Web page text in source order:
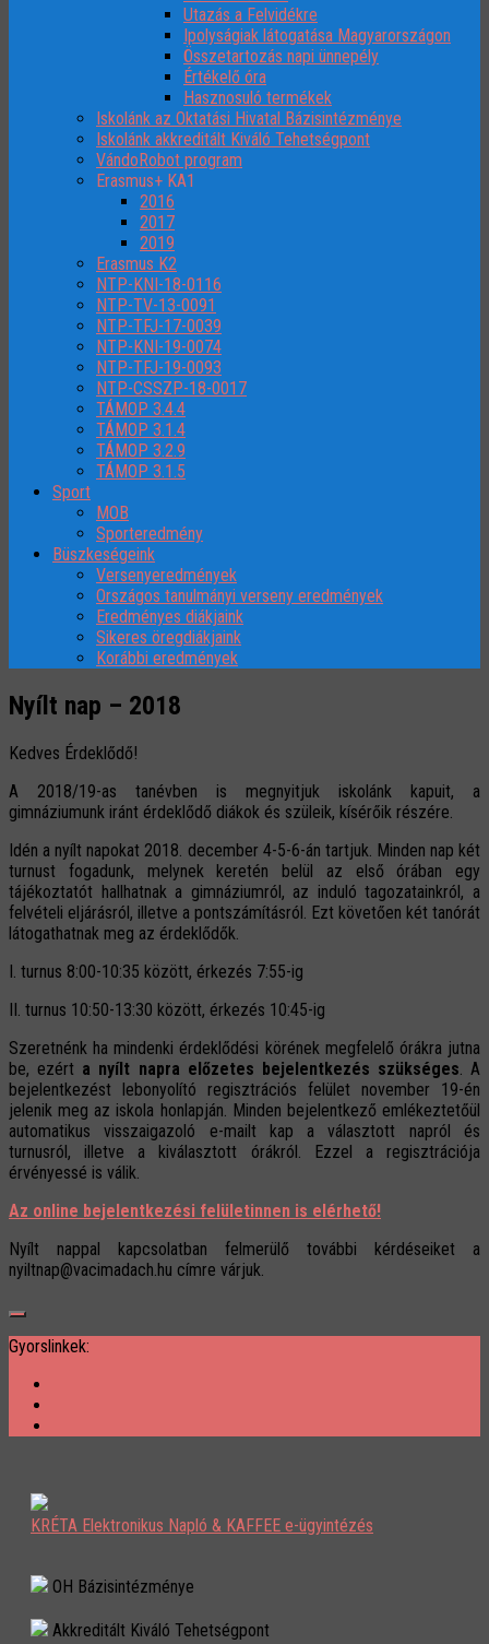
Utazás a Felvidékre
Ipolyságiak látogatása Magyarországon
Összetartozás napi ünnepély
Értékelő óra
Hasznosuló termékek
Iskolánk az Oktatási Hivatal Bázisintézménye
Iskolánk akkreditált Kiváló Tehetségpont
VándoRobot program
Erasmus+ KA1
2016
2017
2019
Erasmus K2
NTP-KNI-18-0116
NTP-TV-13-0091
NTP-TFJ-17-0039
NTP-KNI-19-0074
NTP-TFJ-19-0093
NTP-CSSZP-18-0017
TÁMOP 3.4.4
TÁMOP 3.1.4
TÁMOP 3.2.9
TÁMOP 3.1.5
Sport
MOB
Sporteredmény
Büszkeségeink
Versenyeredmények
Országos tanulmányi verseny eredmények
Eredményes diákjaink
Sikeres öregdiákjaink
Korábbi eredmények
Nyílt nap – 2018
Kedves Érdeklődő!
A 2018/19-as tanévben is megnyitjuk iskolánk kapuit, a
gimnáziumunk iránt érdeklődő diákok és szüleik, kísérőik részére.
Idén a nyílt napokat 2018. december 4-5-6-án tartjuk. Minden nap két
turnust fogadunk, melynek keretén belül az első órában egy
tájékoztatót hallhatnak a gimnáziumról, az induló tagozatainkról, a
felvételi eljárásról, illetve a pontszámításról. Ezt követően két tanórát
látogathatnak meg az érdeklődők.
I. turnus 8:00-10:35 között, érkezés 7:55-ig
II. turnus 10:50-13:30 között, érkezés 10:45-ig
Szeretnénk ha mindenki érdeklődési körének megfelelő órákra jutna
be, ezért a nyílt napra előzetes bejelentkezés szükséges. A
bejelentkezést lebonyolító regisztrációs felület november 19-én
jelenik meg az iskola honlapján. Minden bejelentkező emlékeztetőül
automatikus visszaigazoló e-mailt kap a választott napról és
turnusról, illetve a kiválasztott órákról. Ezzel a regisztrációja
érvényessé is válik.
Az online bejelentkezési felületinnen is elérhető!
Nyílt nappal kapcsolatban felmerülő további kérdéseiket a
nyiltnap@vacimadach.hu címre várjuk.
Gyorslinkek:
KRÉTA Elektronikus Napló & KAFFEE e-ügyintézés
OH Bázisintézménye
Akkreditált Kiváló Tehetségpont